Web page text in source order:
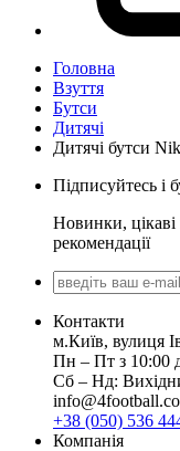
Головна
Взуття
Бутси
Дитячі
Дитячі бутси
Підписуйтесь і
Новинки, цікаві
рекомендації
Контакти
м.Київ, вулиця
Пн ‒ Пт з 10:00
Сб ‒ Нд:
+38 (050) 536
Компанія